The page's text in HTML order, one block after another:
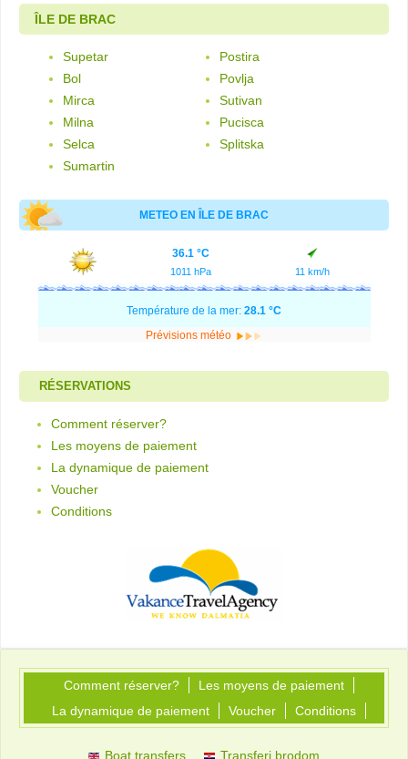
ÎLE DE BRAC
Supetar
Postira
Bol
Povlja
Mirca
Sutivan
Milna
Pucisca
Selca
Splitska
Sumartin
METEO EN ÎLE DE BRAC
36.1 °C
1011 hPa 11 km/h
Température de la mer: 28.1 °C
Prévisions météo
RÉSERVATIONS
Comment réserver?
Les moyens de paiement
La dynamique de paiement
Voucher
Conditions
Comment réserver?
Les moyens de paiement
La dynamique de paiement
Voucher Conditions
Boat transfers Transferi brodom